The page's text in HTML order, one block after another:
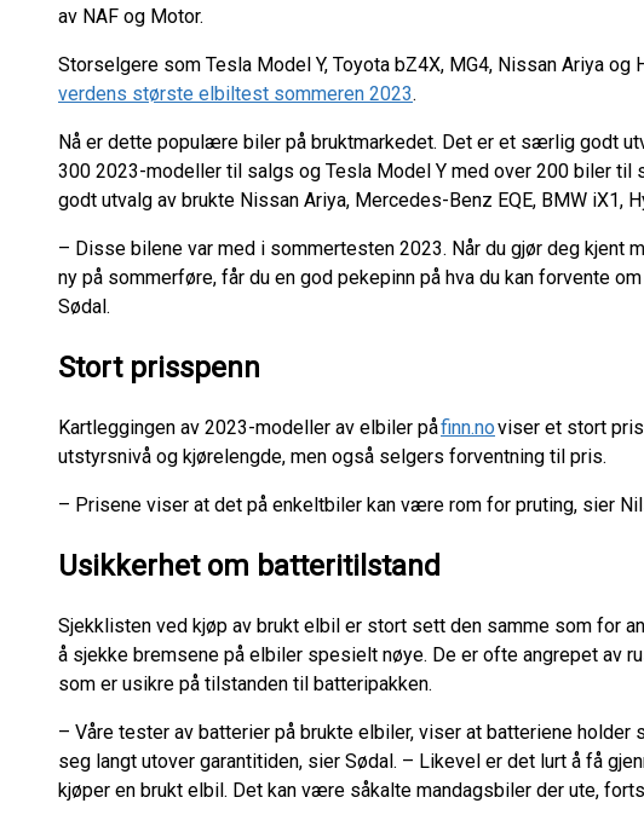
av NAF og Motor.
Storselgere som Tesla Model Y, Toyota bZ4X, MG4, Nissan Ariya og
verdens største elbiltest sommeren 2023.
Nå er dette populære biler på bruktmarkedet. Det er et særlig godt
300 2023-modeller til salgs og Tesla Model Y med over 200 biler til
godt utvalg av brukte Nissan Ariya, Mercedes-Benz EQE, BMW iX1,
– Disse bilene var med i sommertesten 2023. Når du gjør deg kjent
ny på sommerføre, får du en god pekepinn på hva du kan forvente
Sødal.
Stort prisspenn
Kartleggingen av 2023-modeller av elbiler påfinn.noviser et stort
utstyrsnivå og kjørelengde, men også selgers forventning til pris.
– Prisene viser at det på enkeltbiler kan være rom for pruting, sier
Usikkerhet om batteritilstand
Sjekklisten ved kjøp av brukt elbil er stort sett den samme som for
å sjekke bremsene på elbiler spesielt nøye. De er ofte angrepet av
som er usikre på tilstanden til batteripakken.
– Våre tester av batterier på brukte elbiler, viser at batteriene
seg langt utover garantitiden, sier Sødal. – Likevel er det lurt å få
kjøper en brukt elbil. Det kan være såkalte mandagsbiler der ute,